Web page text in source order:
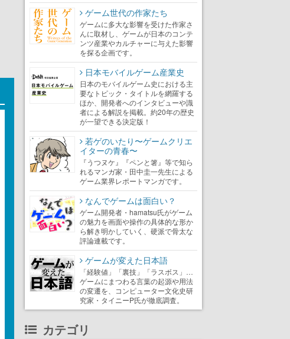
ゲーム世代の作家たち
ゲームに多大な影響を受けた作家さ
んに取材し、ゲームが日本のコンテ
ンツ産業やカルチャーに与えた影響
を探る企画です。
日本モバイルゲーム産業史
日本のモバイルゲーム史における主
要なトピック・タイトルを網羅する
ほか、開発者へのインタビューや識
者による解説を掲載。約20年の歴史
が一望できる決定版！
若ゲのいたり〜ゲームクリエ
イターの青春〜
『うつヌケ』『ペンと箸』等で知ら
れるマンガ家・田中圭一先生による
ゲーム業界レポートマンガです。
なんでゲームは面白い？
ゲーム開発者・hamatsu氏がゲーム
の魅力を画面や操作の具体的な形か
ら解き明かしていく、硬派で骨太な
評論連載です。
ゲームが変えた日本語
「経験値」「裏技」「ラスボス」…
ゲームにまつわる言葉の起源や用法
の変遷を、コンピューター文化史研
究家・タイニーP氏が徹底調査。
カテゴリ